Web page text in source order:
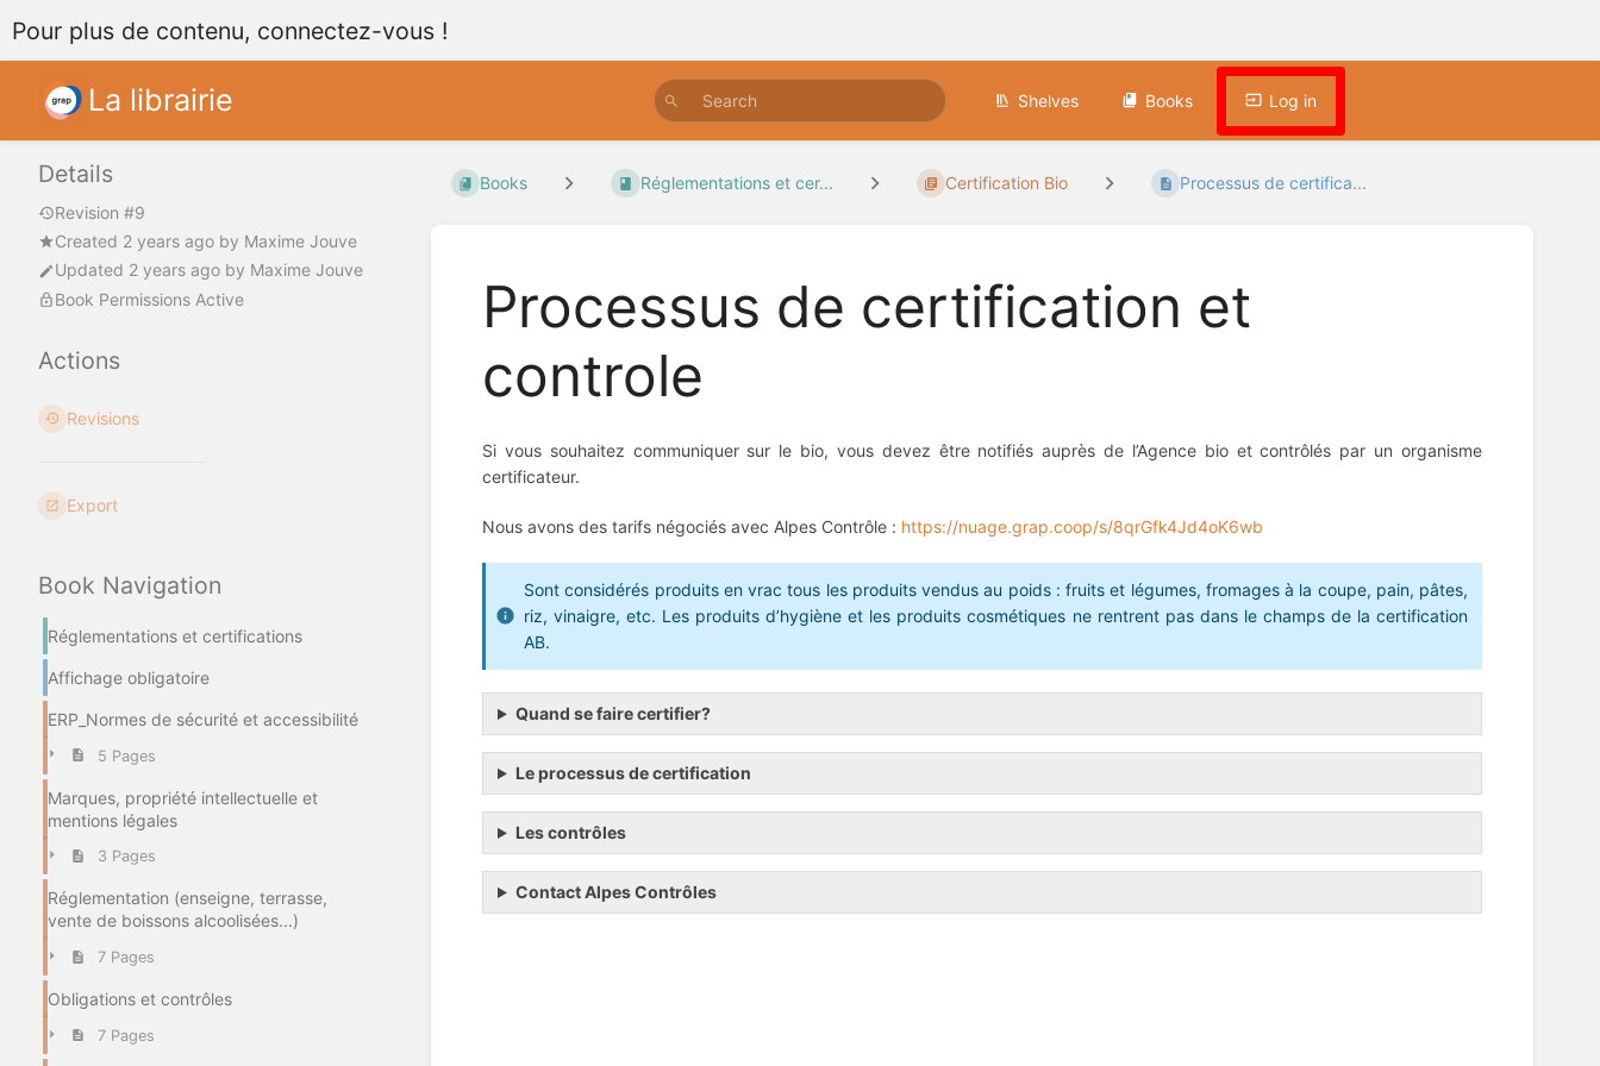
Pour plus de contenu, connectez-vous !
La librairie Shelves Books Log in
Details
Revision #9
Created 2 years ago by Maxime Jouve
Updated 2 years ago by Maxime Jouve
Book Permissions Active
Actions
Revisions
Export
Book Navigation
Réglementations et certifications
Affichage obligatoire
ERP_Normes de sécurité et accessibilité
5 Pages
Marques, propriété intellectuelle et
mentions légales
3 Pages
Réglementation (enseigne, terrasse,
vente de boissons alcoolisées...)
7 Pages
Obligations et contrôles
7 Pages
Books Réglementations et cer... Certification Bio Processus de certifica...
Processus de certification et
controle
Si vous souhaitez communiquer sur le bio, vous devez être notifiés auprès de l’Agence bio et contrôlés par un organisme
certificateur.
Nous avons des tarifs négociés avec Alpes Contrôle : https://nuage.grap.coop/s/8qrGfk4Jd4oK6wb
Sont considérés produits en vrac tous les produits vendus au poids : fruits et légumes, fromages à la coupe, pain, pâtes,
riz, vinaigre, etc. Les produits d’hygiène et les produits cosmétiques ne rentrent pas dans le champs de la certification
AB.
Quand se faire certifier?
Le processus de certification
Les contrôles
Contact Alpes Contrôles